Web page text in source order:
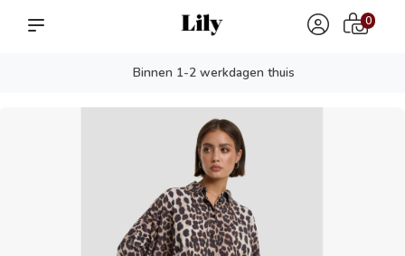
Binnen 1-2 werkdagen thuis
0